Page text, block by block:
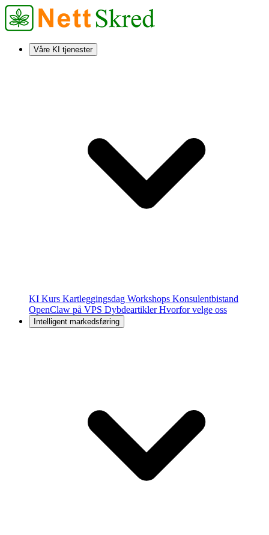
Våre KI tjenester
KI Kurs Kartleggingsdag Workshops Konsulentbistand
OpenClaw på VPS DybdeartiklerHvorfor velge oss
Intelligent markedsføring